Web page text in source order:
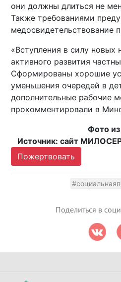
они должны длиться не
Также требованиями
медосвидетельствование
«Вступления в силу новых
активного развития
Сформированы хорошие
уменьшения очередей в
дополнительные рабочие
прокомментировали в
Фото
Источник: сайт
Пожертвовать
Поделиться в